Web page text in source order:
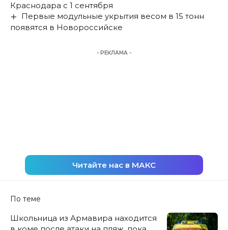
Краснодара с 1 сентября
Первые модульные укрытия весом в 15 тонн
появятся в Новороссийске
- РЕКЛАМА -
Читайте нас в МАКС
По теме
Школьница из Армавира находится